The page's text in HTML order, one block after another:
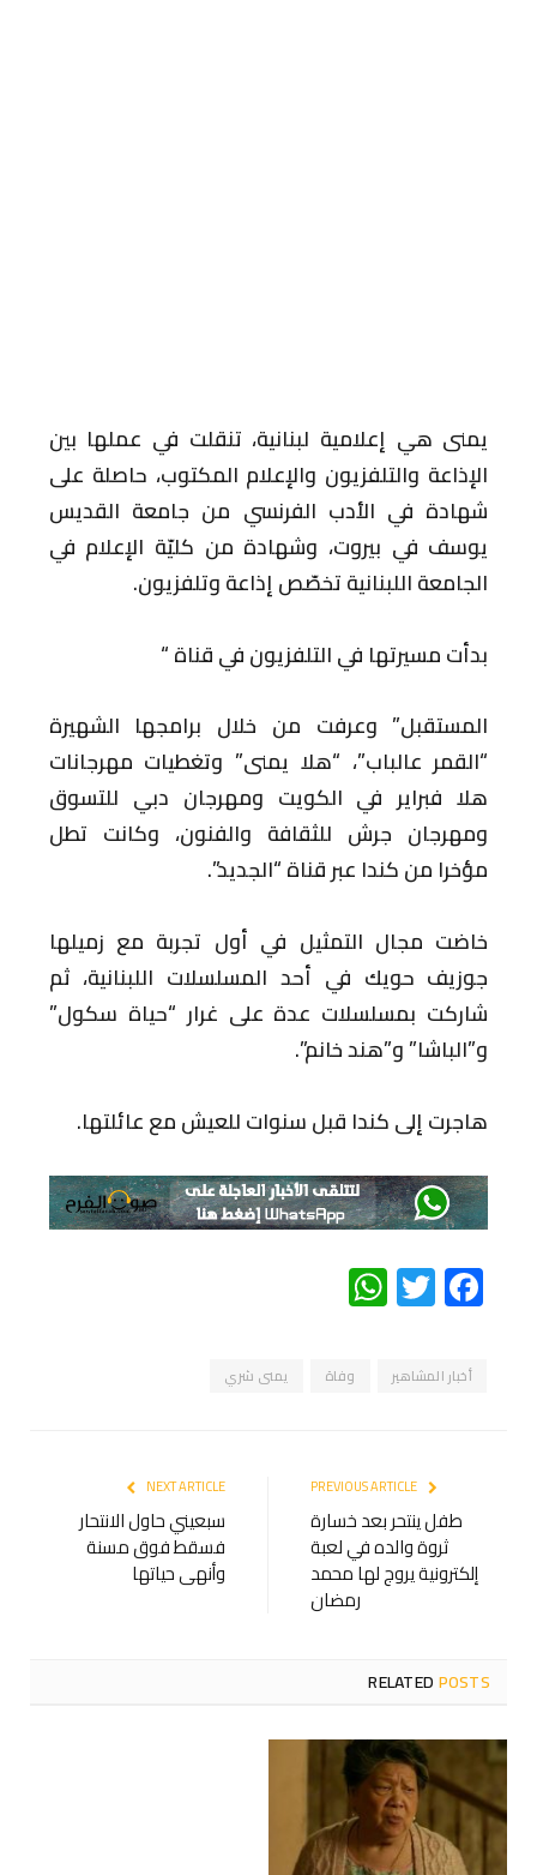
يمنى هي إعلامية لبنانية، تنقلت في عملها بين
الإذاعة والتلفزيون والإعلام المكتوب، حاصلة على
شهادة في الأدب الفرنسي من جامعة القديس
يوسف في بيروت، وشهادة من كليّة الإعلام في
الجامعة اللبنانية تخصّص إذاعة وتلفزيون.
بدأت مسيرتها في التلفزيون في قناة “
المستقبل” وعرفت من خلال برامجها الشهيرة
“القمر عالباب”، “هلا يمنى” وتغطيات مهرجانات
هلا فبراير في الكويت ومهرجان دبي للتسوق
ومهرجان جرش للثقافة والفنون، وكانت تطل
مؤخرا من كندا عبر قناة “الجديد”.
خاضت مجال التمثيل في أول تجربة مع زميلها
جوزيف حويك في أحد المسلسلات اللبنانية، ثم
شاركت بمسلسلات عدة على غرار “حياة سكول”
و”الباشا” و”هند خانم”.
هاجرت إلى كندا قبل سنوات للعيش مع عائلتها.
Facebook
Twitter
WhatsApp
أخبار المشاهير وفاة يمنى شري
طفل ينتحر بعد خسارة
ثروة والده في لعبة
إلكترونية يروج لها محمد
رمضان
NEXT ARTICLE
سبعيني حاول الانتحار
فسقط فوق مسنة
وأنهى حياتها
RELATEDPOSTS